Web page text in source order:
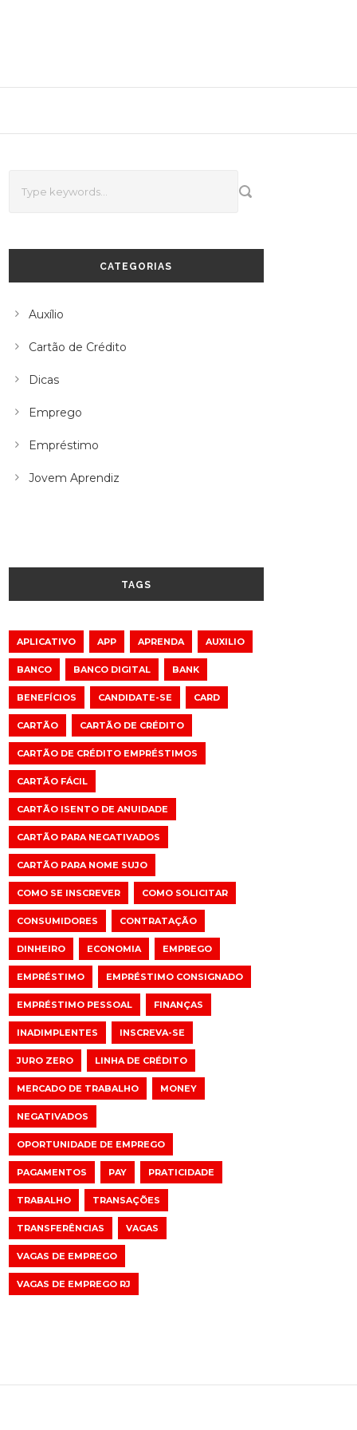
CATEGORIAS
Auxílio
Cartão de Crédito
Dicas
Emprego
Empréstimo
Jovem Aprendiz
TAGS
APLICATIVO APP APRENDA AUXILIO
BANCO BANCO DIGITAL BANK
BENEFÍCIOS CANDIDATE-SE CARD
CARTÃO CARTÃO DE CRÉDITO
CARTÃO DE CRÉDITO EMPRÉSTIMOS
CARTÃO FÁCIL
CARTÃO ISENTO DE ANUIDADE
CARTÃO PARA NEGATIVADOS
CARTÃO PARA NOME SUJO
COMO SE INSCREVER COMO SOLICITAR
CONSUMIDORES CONTRATAÇÃO
DINHEIRO ECONOMIA EMPREGO
EMPRÉSTIMO EMPRÉSTIMO CONSIGNADO
EMPRÉSTIMO PESSOAL FINANÇAS
INADIMPLENTES INSCREVA-SE
JURO ZERO LINHA DE CRÉDITO
MERCADO DE TRABALHO MONEY
NEGATIVADOS
OPORTUNIDADE DE EMPREGO
PAGAMENTOS PAY PRATICIDADE
TRABALHO TRANSAÇÕES
TRANSFERÊNCIAS VAGAS
VAGAS DE EMPREGO
VAGAS DE EMPREGO RJ